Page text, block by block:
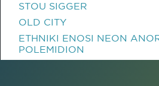
STOU SIGGER
OLD CITY
ETHNIKI ENOSI NEON
POLEMIDION